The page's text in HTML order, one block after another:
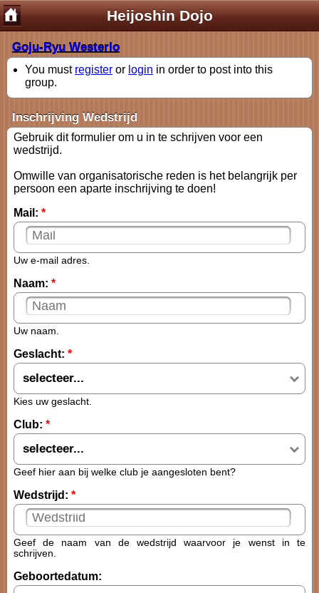
Heijoshin Dojo
Goju-Ryu Westerlo
You must register or login in order to post into this
group.
Inschrijving Wedstrijd
Gebruik dit formulier om u in te schrijven voor een
wedstrijd.
Omwille van organisatorische reden is het belangrijk per
persoon een aparte inschrijving te doen!
Mail: *
Uw e-mail adres.
Naam: *
Uw naam.
Geslacht: *
selecteer...
Kies uw geslacht.
Club: *
selecteer...
Geef hier aan bij welke club je aangesloten bent?
Wedstrijd: *
Geef de naam van de wedstrijd waarvoor je wenst in te
schrijven.
Geboortedatum: